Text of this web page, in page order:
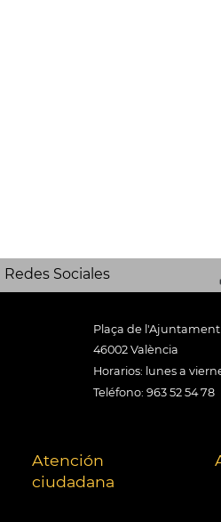
Redes Sociales
Plaça de l'Ajuntament
46002 València
Horarios: lunes a
Teléfono: 963 52 54 78
Atención
ciudadana